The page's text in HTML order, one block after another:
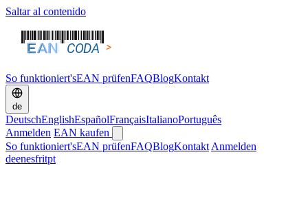
Saltar al contenido
So funktioniert'sEAN prüfenFAQBlogKontakt
de
DeutschEnglishEspañolFrançaisItalianoPortuguês
Anmelden EAN kaufen
So funktioniert'sEAN prüfenFAQBlogKontakt Anmelden
deenesfritpt